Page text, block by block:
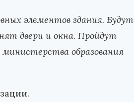
элементов здания. Будут
двери и окна. Пройдут
образования